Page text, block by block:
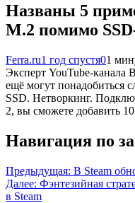
Названы 5
M.2 помимо
Ferra.ru1 год спустя01
Эксперт YouTube-канала
ещё могут понадобиться
SSD. Нетворкинг.
2, вы сможете добавить
Навигация по
Предыдущая: В Steam
Далее: Фэнтезийная
в Steam